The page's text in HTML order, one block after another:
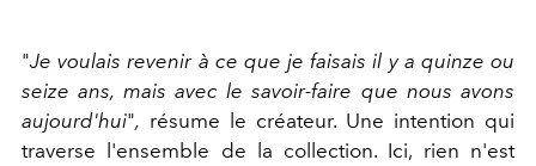
"Je voulais revenir à ce que je faisais il y a quinze ou
seize ans, mais avec le savoir-faire que nous avons
aujourd'hui", résume le créateur. Une intention qui
traverse l'ensemble de la collection. Ici, rien n'est